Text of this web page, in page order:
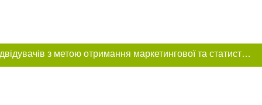
Цей сайт використовує «cookies». Також веб-сайт використовує інтернет-сервіс для збору технічних даних стосовно відвідувачів з метою отримання маркетингової та статистичної інформації. Умови обробки даних відвідувачів сайту див.